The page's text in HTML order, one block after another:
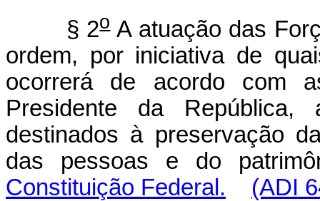
§ 2oA atuação das
ordem, por iniciativa de
ocorrerá de acordo com
Presidente da República,
destinados à preservação
das pessoas e do
Constituição Federal.
(ADI